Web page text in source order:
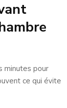
minutes pour
ce qui évite